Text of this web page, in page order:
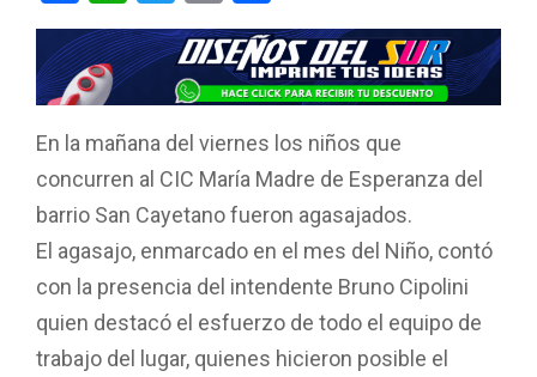
a
ce
b
o
o
k
h
at
s
A
p
p
wi
tt
er
m
ail
o
m
p
ar
tir
En la mañana del viernes los niños que
concurren al CIC María Madre de Esperanza del
barrio San Cayetano fueron agasajados.
El agasajo, enmarcado en el mes del Niño, contó
con la presencia del intendente Bruno Cipolini
quien destacó el esfuerzo de todo el equipo de
trabajo del lugar, quienes hicieron posible el